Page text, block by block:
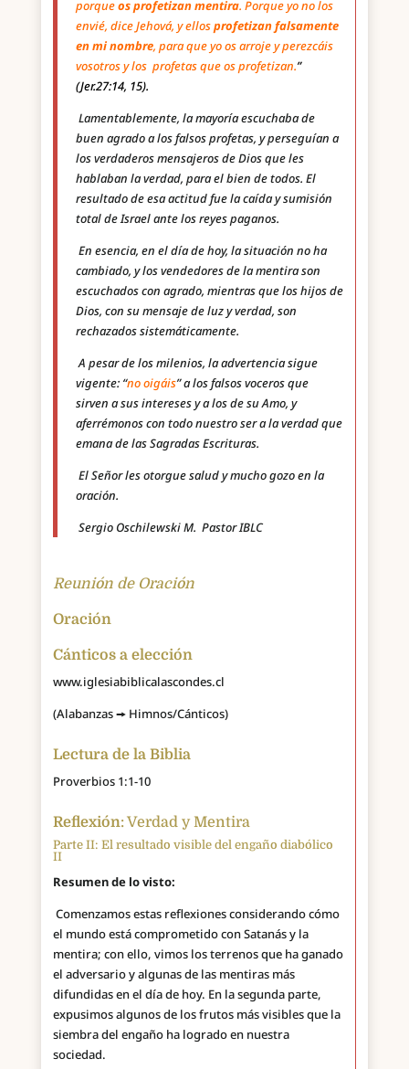
porqueos profetizan mentira. Porque yo no los
envié, dice Jehová, y ellosprofetizan falsamente
en mi nombre, para que yo os arroje y perezcáis
vosotros y los profetas que os profetizan.”
(Jer.27:14, 15).
Lamentablemente, la mayoría escuchaba de
buen agrado a los falsos profetas, y perseguían a
los verdaderos mensajeros de Dios que les
hablaban la verdad, para el bien de todos. El
resultado de esa actitud fue la caída y sumisión
total de Israel ante los reyes paganos.
En esencia, en el día de hoy, la situación no ha
cambiado, y los vendedores de la mentira son
escuchados con agrado, mientras que los hijos de
Dios, con su mensaje de luz y verdad, son
rechazados sistemáticamente.
A pesar de los milenios, la advertencia sigue
vigente: “no oigáis” a los falsos voceros que
sirven a sus intereses y a los de su Amo, y
aferrémonos con todo nuestro ser a la verdad que
emana de las Sagradas Escrituras.
El Señor les otorgue salud y mucho gozo en la
oración.
Sergio Oschilewski M. Pastor IBLC
Reunión de Oración
Oración
Cánticos a elección
www.iglesiabiblicalascondes.cl
(Alabanzas 🠚 Himnos/Cánticos)
Lectura de la Biblia
Proverbios 1:1-10
Reflexión: Verdad y Mentira
Parte II: El resultado visible del engaño diabólico
II
Resumen de lo visto:
Comenzamos estas reflexiones considerando cómo
el mundo está comprometido con Satanás y la
mentira; con ello, vimos los terrenos que ha ganado
el adversario y algunas de las mentiras más
difundidas en el día de hoy. En la segunda parte,
expusimos algunos de los frutos más visibles que la
siembra del engaño ha logrado en nuestra
sociedad.